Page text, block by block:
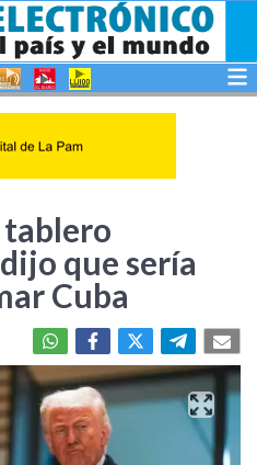
que sería
Cuba